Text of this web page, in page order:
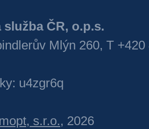
ČR, o.p.s.
Mlýn 260, T +420
u4zgr6q
s.r.o., 2026